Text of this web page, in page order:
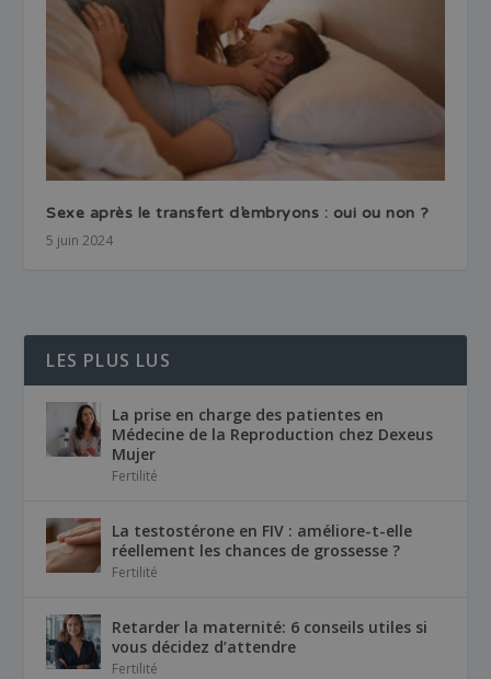
Sexe après le transfert d’embryons : oui ou non ?
5 juin 2024
LES PLUS LUS
La prise en charge des patientes en
Médecine de la Reproduction chez Dexeus
Mujer
Fertilité
La testostérone en FIV : améliore-t-elle
réellement les chances de grossesse ?
Fertilité
Retarder la maternité: 6 conseils utiles si
vous décidez d’attendre
Fertilité